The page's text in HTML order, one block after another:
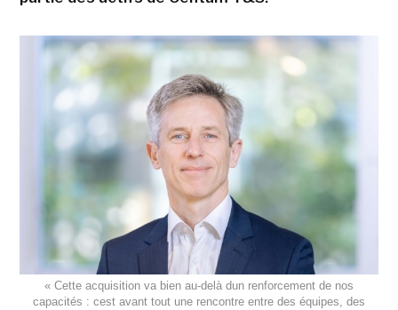
« Cette acquisition va bien au-delà dun renforcement de nos
capacités : cest avant tout une rencontre entre des équipes, des